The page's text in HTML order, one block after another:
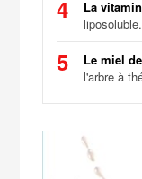
4 La
5 Le miel
l'arbre à